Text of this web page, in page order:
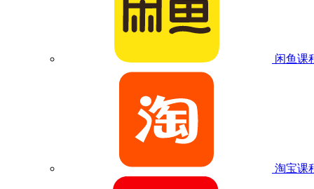
闲鱼课
淘宝课